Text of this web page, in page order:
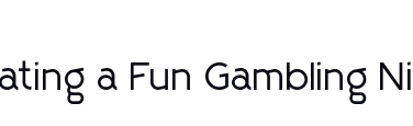
a Fun Gambling